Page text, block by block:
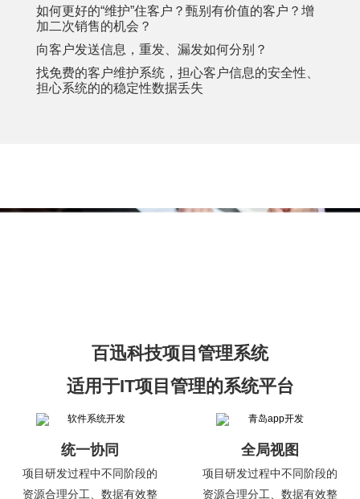
如何更好的“维护”住客户？甄别有价值的客户？增
加二次销售的机会？
向客户发送信息，重发、漏发如何分别？
找免费的客户维护系统，担心客户信息的安全性、
担心系统的的稳定性数据丢失
百迅科技项目管理系统
适用于IT项目管理的系统平台
统一协同
项目研发过程中不同阶段的
资源合理分工、数据有效整
全局视图
项目研发过程中不同阶段的
资源合理分工、数据有效整